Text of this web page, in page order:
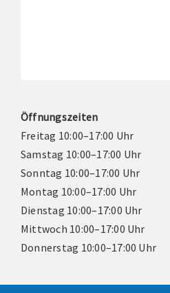
Öffnungszeiten
Freitag 10:00–17:00 Uhr
Samstag 10:00–17:00 Uhr
Sonntag 10:00–17:00 Uhr
Montag 10:00–17:00 Uhr
Dienstag 10:00–17:00 Uhr
Mittwoch 10:00–17:00 Uhr
Donnerstag 10:00–17:00 Uhr